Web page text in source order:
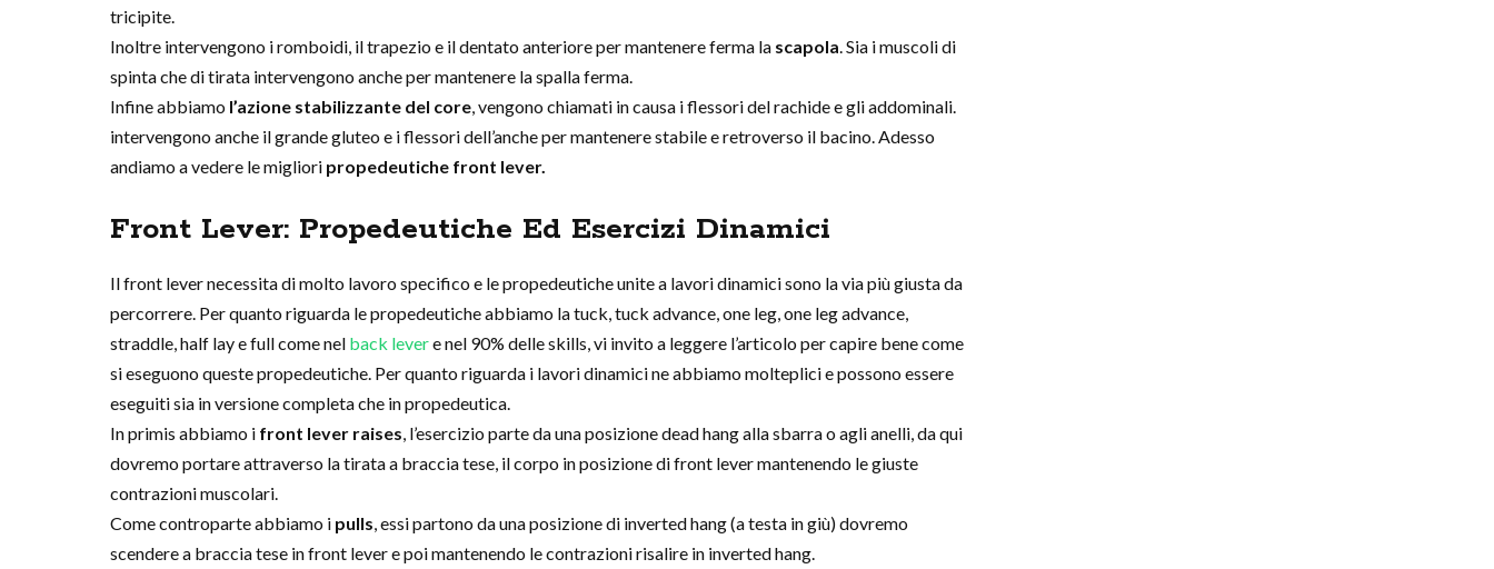
tricipite.
Inoltre intervengono i romboidi, il trapezio e il dentato anteriore per mantenere ferma la scapola. Sia i muscoli di
spinta che di tirata intervengono anche per mantenere la spalla ferma.
Infine abbiamo l’azione stabilizzante del core, vengono chiamati in causa i flessori del rachide e gli addominali.
intervengono anche il grande gluteo e i flessori dell’anche per mantenere stabile e retroverso il bacino. Adesso
andiamo a vedere le migliori propedeutiche front lever.
Front Lever: Propedeutiche Ed Esercizi Dinamici
Il front lever necessita di molto lavoro specifico e le propedeutiche unite a lavori dinamici sono la via più giusta da
percorrere. Per quanto riguarda le propedeutiche abbiamo la tuck, tuck advance, one leg, one leg advance,
straddle, half lay e full come nel back levere nel 90% delle skills, vi invito a leggere l’articolo per capire bene come
si eseguono queste propedeutiche. Per quanto riguarda i lavori dinamici ne abbiamo molteplici e possono essere
eseguiti sia in versione completa che in propedeutica.
In primis abbiamo i front lever raises, l’esercizio parte da una posizione dead hang alla sbarra o agli anelli, da qui
dovremo portare attraverso la tirata a braccia tese, il corpo in posizione di front lever mantenendo le giuste
contrazioni muscolari.
Come controparte abbiamo i pulls, essi partono da una posizione di inverted hang (a testa in giù) dovremo
scendere a braccia tese in front lever e poi mantenendo le contrazioni risalire in inverted hang.